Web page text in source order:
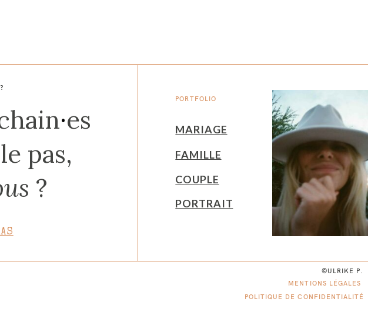
PORTFOLIO
·es
pas,
?
MARIAGE
FAMILLE
COUPLE
PORTRAIT
©ULRIKE P.
MENTIONS LÉGALES
POLITIQUE DE CONFIDENTIALITÉ